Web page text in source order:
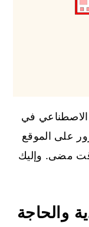
الاصطناعي في
على الموقع
مضى. وإليك
والحاجة